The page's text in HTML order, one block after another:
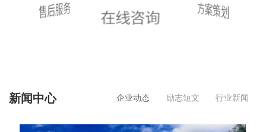
新闻中心 企业动态 励志短文 行业新闻